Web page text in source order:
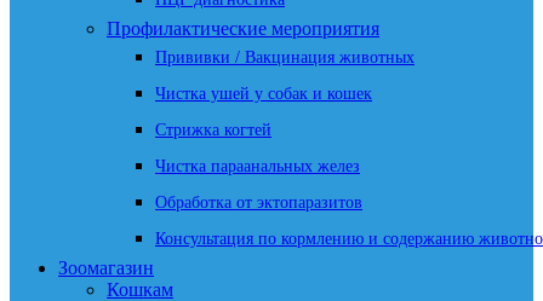
Профилактические мероприятия
Прививки / Вакцинация животных
Чистка ушей у собак и кошек
Стрижка когтей
Чистка параанальных желез
Обработка от эктопаразитов
Консультация по кормлению и содержанию
Зоомагазин
Кошкам